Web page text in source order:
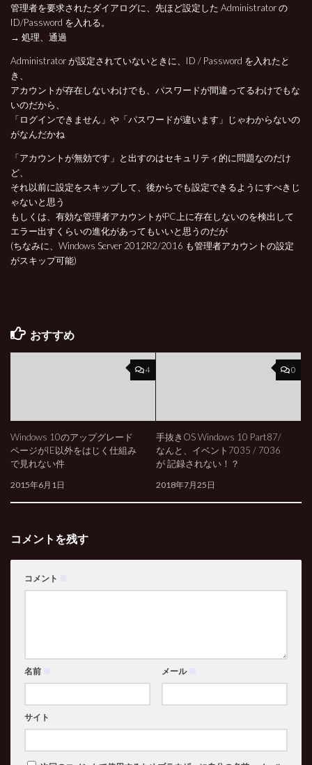
管理者を要求されたダイアログに、先ほど設定した Administrator の
ID/Password を入れる。
→ 処理、通過
Administrator が設定されていないときに、ID / Password を入れたと
き、
アカウントが存在しないわけでも、パスワードが間違ってるわけでもな
いのだから、
「ログインできません」や「パスワードが違います」じゃわからないの
がなんだかね
「アカウントが無効です」と出すのはセキュリティ的に問題なのだけ
ど、
それ以前に設定をスキップして、後からでも設定できるようにすべきじ
ゃないと思う
もしくは、有効な管理者アカウントがPC上に存在しないのを検出して
エラー出すくらいの進化があってもいいと思うのだが
(ちなみに、Windows Server 2012R2/2016 も管理者アカウントの設定
がスキップ可能)
おすすめ
4
Windows 10のアップグレード
ページがIE以外をはじく仕組み
で見れない件
2015年6月1日
0
手抜きOS Windows 10 Part87/
なんと、イベント7035 / 7036
が 記録されない！？
2018年7月25日
コメントを残す
コメント ※
名前 ※ メール ※
サイト